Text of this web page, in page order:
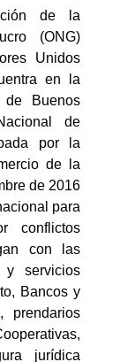
de la
(ONG)
Unidos
en la
Buenos
de
por la
de la
de 2016
para
conflictos
con las
y servicios
Bancos y
prendarios
jurídica